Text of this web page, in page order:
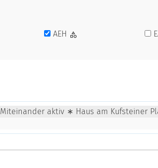
AEH
aktiv ∗ Haus am Kufsteiner